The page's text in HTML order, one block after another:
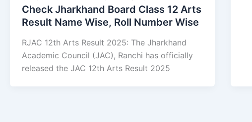
Check Jharkhand Board Class 12 Arts
Result Name Wise, Roll Number Wise
RJAC 12th Arts Result 2025: The Jharkhand
Academic Council (JAC), Ranchi has officially
released the JAC 12th Arts Result 2025